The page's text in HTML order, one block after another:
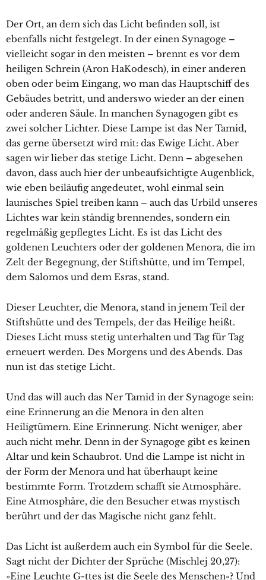
Der Ort, an dem sich das Licht befinden soll, ist
ebenfalls nicht festgelegt. In der einen Synagoge –
vielleicht sogar in den meisten – brennt es vor dem
heiligen Schrein (Aron HaKodesch), in einer anderen
oben oder beim Eingang, wo man das Hauptschiff des
Gebäudes betritt, und anderswo wieder an der einen
oder anderen Säule. In manchen Synagogen gibt es
zwei solcher Lichter. Diese Lampe ist das Ner Tamid,
das gerne übersetzt wird mit: das Ewige Licht. Aber
sagen wir lieber das stetige Licht. Denn – abgesehen
davon, dass auch hier der unbeaufsichtigte Augenblick,
wie eben beiläufig angedeutet, wohl einmal sein
launisches Spiel treiben kann – auch das Urbild unseres
Lichtes war kein ständig brennendes, sondern ein
regelmäßig gepflegtes Licht. Es ist das Licht des
goldenen Leuchters oder der goldenen Menora, die im
Zelt der Begegnung, der Stiftshütte, und im Tempel,
dem Salomos und dem Esras, stand.
Dieser Leuchter, die Menora, stand in jenem Teil der
Stiftshütte und des Tempels, der das Heilige heißt.
Dieses Licht muss stetig unterhalten und Tag für Tag
erneuert werden. Des Morgens und des Abends. Das
nun ist das stetige Licht.
Und das will auch das Ner Tamid in der Synagoge sein:
eine Erinnerung an die Menora in den alten
Heiligtümern. Eine Erinnerung. Nicht weniger, aber
auch nicht mehr. Denn in der Synagoge gibt es keinen
Altar und kein Schaubrot. Und die Lampe ist nicht in
der Form der Menora und hat überhaupt keine
bestimmte Form. Trotzdem schafft sie Atmosphäre.
Eine Atmosphäre, die den Besucher etwas mystisch
berührt und der das Magische nicht ganz fehlt.
Das Licht ist außerdem auch ein Symbol für die Seele.
Sagt nicht der Dichter der Sprüche (Mischlej 20,27):
»Eine Leuchte G-ttes ist die Seele des Menschen«? Und